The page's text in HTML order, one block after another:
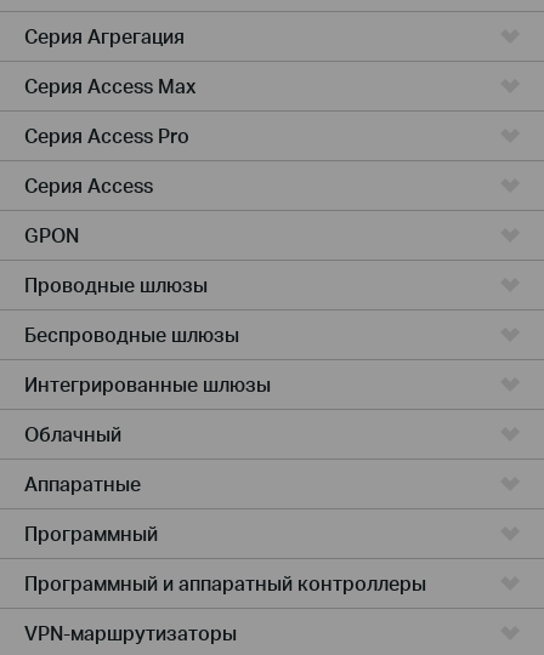
Серия Агрегация
Серия Access Max
Серия Access Pro
Серия Access
GPON
Проводные шлюзы
Беспроводные шлюзы
Интегрированные шлюзы
Облачный
Аппаратные
Программный
Программный и аппаратный контроллеры
VPN-маршрутизаторы